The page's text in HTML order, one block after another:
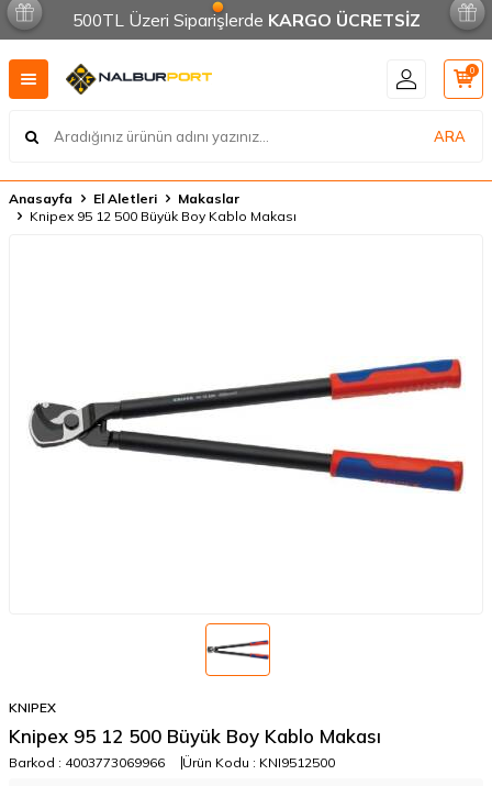
500TL Üzeri Siparişlerde KARGO ÜCRETSİZ
ARA
0
Anasayfa El Aletleri
Makaslar
Knipex 95 12 500 Büyük Boy Kablo Makası
KNIPEX
Knipex 95 12 500 Büyük Boy Kablo Makası
Barkod : 4003773069966 Ürün Kodu : KNI9512500